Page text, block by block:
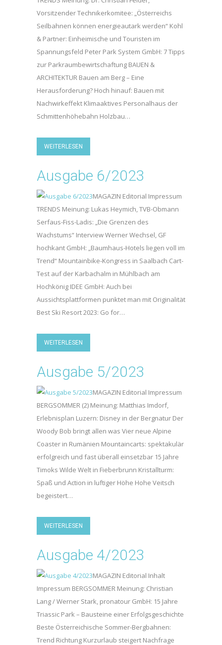
Vorsitzender Technikerkomitee: „Österreichs
Seilbahnen können energieautark werden“ Kohl
& Partner: Einheimische und Touristen im
Spannungsfeld Peter Park System GmbH: 7 Tipps
zur Parkraumbewirtschaftung BAUEN &
ARCHITEKTUR Bauen am Berg – Eine
Herausforderung? Hoch hinauf: Bauen mit
Nachwirkeffekt Klimaaktives Personalhaus der
Schmittenhöhebahn Holzbau…
WEITERLESEN
Ausgabe 6/2023
MAGAZIN Editorial Impressum
TRENDS Meinung: Lukas Heymich, TVB-Obmann
Serfaus-Fiss-Ladis: „Die Grenzen des
Wachstums“ Interview Werner Wechsel, GF
hochkant GmbH: „Baumhaus-Hotels liegen voll im
Trend“ Mountainbike-Kongress in Saalbach Cart-
Test auf der Karbachalm in Mühlbach am
Hochkönig IDEE GmbH: Auch bei
Aussichtsplattformen punktet man mit Originalität
Best Ski Resort 2023: Go for…
WEITERLESEN
Ausgabe 5/2023
MAGAZIN Editorial Impressum
BERGSOMMER (2) Meinung: Matthias Imdorf,
Erlebnisplan Luzern: Disney in der Bergnatur Der
Woody Bob bringt allen was Vier neue Alpine
Coaster in Rumänien Mountaincarts: spektakulär
erfolgreich und fast überall einsetzbar 15 Jahre
Timoks Wilde Welt in Fieberbrunn Kristallturm:
Spaß und Action in luftiger Höhe Hohe Veitsch
begeistert…
WEITERLESEN
Ausgabe 4/2023
MAGAZIN Editorial Inhalt
Impressum BERGSOMMER Meinung: Christian
Lang / Werner Stark, pronatour GmbH: 15 Jahre
Triassic Park – Bausteine einer Erfolgsgeschichte
Beste Österreichische Sommer-Bergbahnen:
Trend Richtung Kurzurlaub steigert Nachfrage